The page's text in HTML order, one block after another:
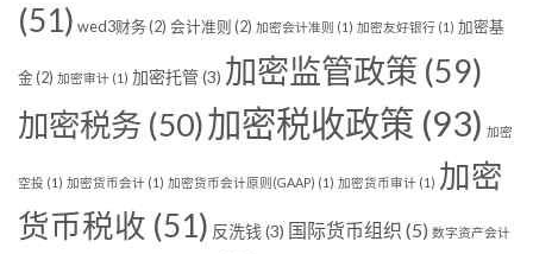
(51) wed3财务(2) 会计准则 (2) 加密会计准则 (1) 加密友好银行 (1) 加密基
金(2) 加密审计 (1) 加密托管(3) 加密监管政策 (59)
加密税务 (50)加密税收政策 (93) 加密
空投 (1) 加密货币会计 (1) 加密货币会计原则(GAAP) (1) 加密货币审计 (1) 加密
货币税收 (51) 反洗钱 (3) 国际货币组织 (5) 数字资产会计